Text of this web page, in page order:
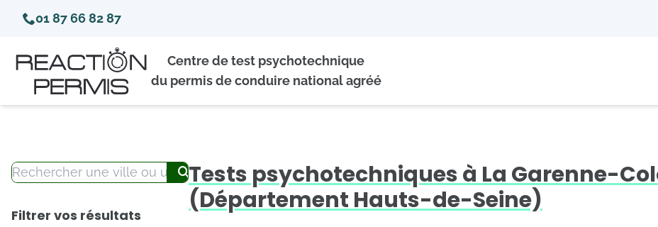
01 87 66 82 87
Centre de test psychotechnique
du permis de conduire national agréé
Filtrer vos résultats
Tests psychotechniques à La Garenne-
(Département Hauts-de-Seine)